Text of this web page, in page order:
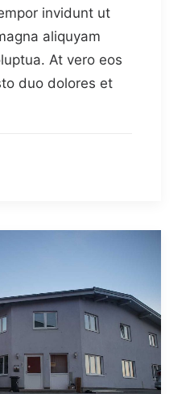
invidunt ut
aliquyam
At vero eos
duo dolores et